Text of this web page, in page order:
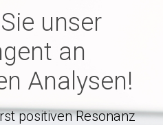
unser
an
Analysen!
positiven Resonanz